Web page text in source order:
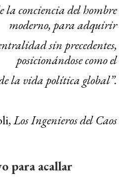
la conciencia del hombre
moderno, para adquirir
sin precedentes,
posicionándose como el
la vida política global”.
Los Ingenieros del Caos
para acallar